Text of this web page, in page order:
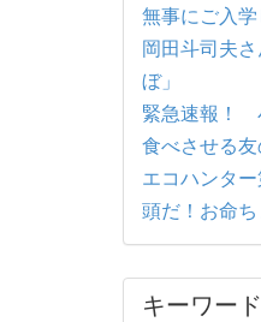
無事にご入学
岡田斗司夫
ぼ」
緊急速報！
食べさせる
エコハンタ
頭だ！お命ち
キーワード